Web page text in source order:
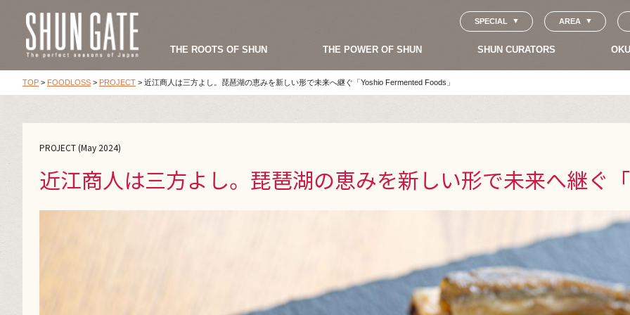
SPECIAL AREA
THE ROOTS OF SHUN THE POWER OF SHUN SHUN CURATORS
TOP > FOODLOSS > PROJECT > 近江商人は三方よし。琵琶湖の恵みを新しい形で未来へ継ぐ「Yoshio Fermented Foods」
PROJECT (May 2024)
近江商人は三方よし。琵琶湖の恵みを新しい形で未来へ継ぐ